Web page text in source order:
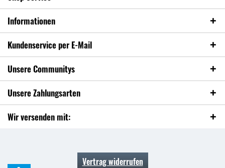
Informationen
Kundenservice per E-Mail
Unsere Communitys
Unsere Zahlungsarten
Wir versenden mit:
Vertrag widerrufen